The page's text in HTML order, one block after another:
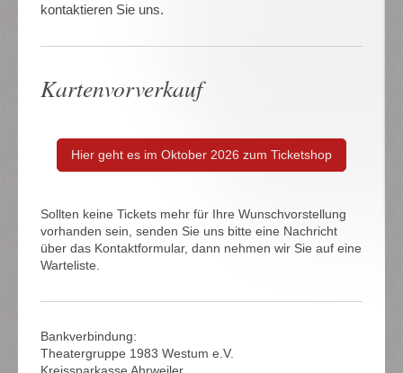
kontaktieren Sie uns.
Kartenvorverkauf
Hier geht es im Oktober 2026 zum Ticketshop
Sollten keine Tickets mehr für Ihre Wunschvorstellung
vorhanden sein, senden Sie uns bitte eine Nachricht
über das Kontaktformular, dann nehmen wir Sie auf eine
Warteliste.
Bankverbindung:
Theatergruppe 1983 Westum e.V.
Kreissparkasse Ahrweiler